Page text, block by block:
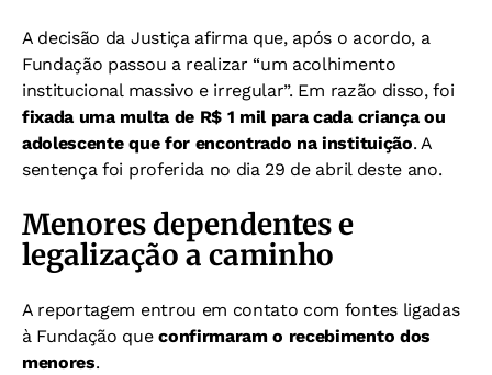
A decisão da Justiça afirma que, após o acordo, a
Fundação passou a realizar “um acolhimento
institucional massivo e irregular”. Em razão disso, foi
fixada uma multa de R$ 1 mil para cada criança ou
adolescente que for encontrado na instituição. A
sentença foi proferida no dia 29 de abril deste ano.
Menores dependentes e
legalização a caminho
A reportagem entrou em contato com fontes ligadas
à Fundação queconfirmaram o recebimento dos
menores.